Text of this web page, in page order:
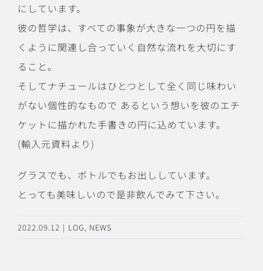
にしています。
彼の哲学は、すべての事象が大きな一つの円を描
くように関連し合っていく自然な流れを大切にす
ること。
そしてナチュールはひとつとして全く同じ味わい
がない個性的なもので あるという想いを彼のエチ
ケットに描かれた手書きの円に込めています。
(輸入元資料より)
グラスでも、ボトルでもお出ししています。
とっても美味しいので是非飲んでみて下さい。
2022.09.12 | LOG, NEWS